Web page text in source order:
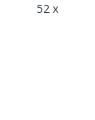
52 x